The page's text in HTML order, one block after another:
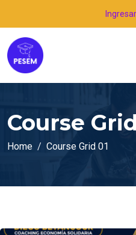
Ingresar
Course
Home Course Grid 01